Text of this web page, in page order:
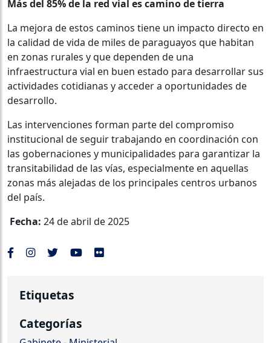
Más del 85% de la red vial es camino de tierra
La mejora de estos caminos tiene un impacto directo en
la calidad de vida de miles de paraguayos que habitan
en zonas rurales y que dependen de una
infraestructura vial en buen estado para desarrollar sus
actividades cotidianas y acceder a oportunidades de
desarrollo.
Las intervenciones forman parte del compromiso
institucional de seguir trabajando en coordinación con
las gobernaciones y municipalidades para garantizar la
transitabilidad de las vías, especialmente en aquellas
zonas más alejadas de los principales centros urbanos
del país.
Fecha: 24 de abril de 2025
Etiquetas
Categorías